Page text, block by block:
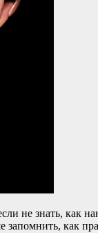
не знать, как
как